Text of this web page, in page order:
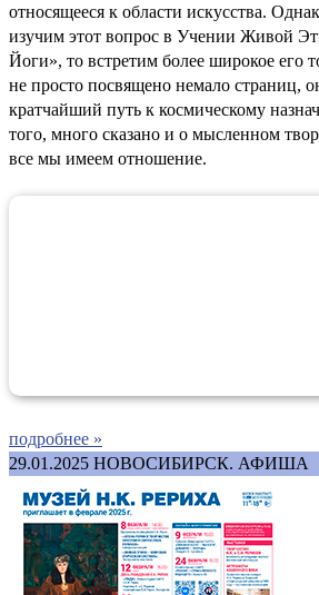
относящееся к области искусства.
изучим этот вопрос в Учении Живой
Йоги», то встретим более широкое его
не просто посвящено немало страниц,
кратчайший путь к космическому
того, много сказано и о мысленном
все мы имеем отношение.
подробнее »
29.01.2025 НОВОСИБИРСК. АФИША